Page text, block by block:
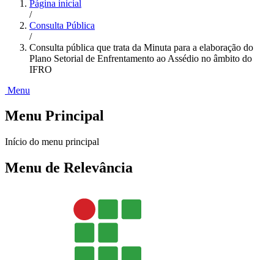
Página inicial
/
Consulta Pública
/
Consulta pública que trata da Minuta para a elaboração do
Plano Setorial de Enfrentamento ao Assédio no âmbito do
IFRO
Menu
Menu Principal
Início do menu principal
Menu de Relevância